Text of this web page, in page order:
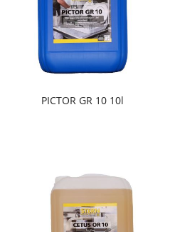
PICTOR GR 10 10l